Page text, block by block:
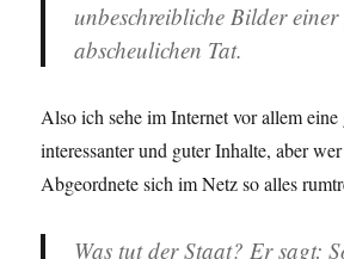
unbeschreibliche Bilder einer
abscheulichen Tat.
Also ich sehe im Internet vor allem eine
interessanter und guter Inhalte, aber
Abgeordnete sich im Netz so alles
Was tut der Staat? Er sagt: